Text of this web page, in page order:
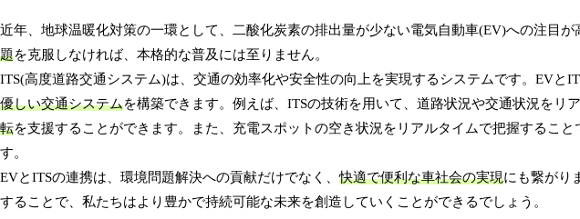
近年、地球温暖化対策の一環として、二酸化炭素の排出量が少ない電気自動車(EV)への注目
題を克服しなければ、本格的な普及には至りません。
ITS(高度道路交通システム)は、交通の効率化や安全性の向上を実現するシステムです。EVと
優しい交通システムを構築できます。例えば、ITSの技術を用いて、道路状況や交通状況をリ
転を支援することができます。また、充電スポットの空き状況をリアルタイムで把握すること
す。
EVとITSの連携は、環境問題解決への貢献だけでなく、快適で便利な車社会の実現にも繋がり
することで、私たちはより豊かで持続可能な未来を創造していくことができるでしょう。